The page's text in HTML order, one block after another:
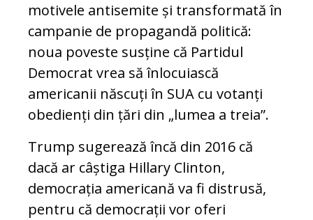
motivele antisemite și transformată în
campanie de propagandă politică:
noua poveste susține că Partidul
Democrat vrea să înlocuiască
americanii născuți în SUA cu votanți
obedienți din țări din „lumea a treia”.
Trump sugerează încă din 2016 că
dacă ar câștiga Hillary Clinton,
democrația americană va fi distrusă,
pentru că democrații vor oferi